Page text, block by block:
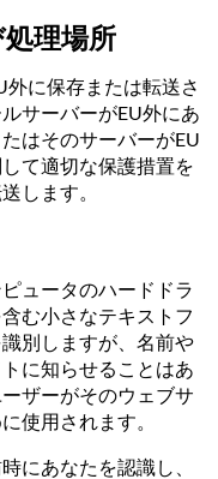
理場所
に保存または転送さ
サーバーがEU外にあ
はそのサーバーがEU
て適切な保護措置を
します。
ュータのハードドラ
む小さなテキストフ
別しますが、名前や
に知らせることはあ
ザーがそのウェブサ
使用されます。
にあなたを認識し、